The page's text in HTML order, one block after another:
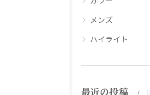
メンズ
ハイライト
最近の投稿